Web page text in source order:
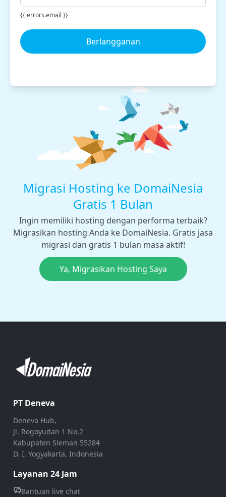
{{ errors.email }}
Berlangganan
Migrasi Hosting ke DomaiNesia
Gratis 1 Bulan
Ingin memiliki hosting dengan performa terbaik?
Migrasikan hosting Anda ke DomaiNesia. Gratis jasa
migrasi dan gratis 1 bulan masa aktif!
Ya, Migrasikan Hosting Saya
PT Deneva
Deneva Hub,
Jl. Rogoyudan 1 No.2
Kabupaten Sleman 55284
D. I. Yogyakarta, Indonesia
Layanan 24 Jam
Bantuan live chat